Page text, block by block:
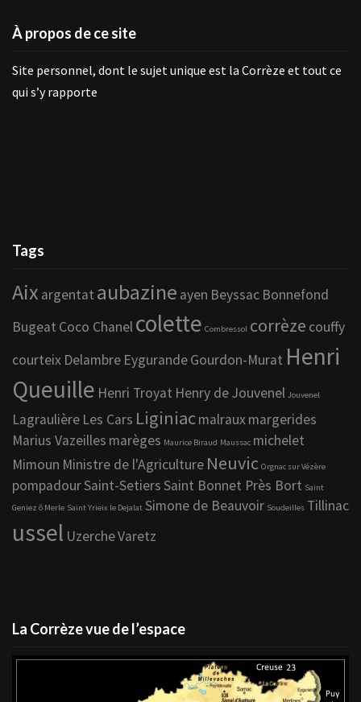
À propos de ce site
Site personnel, dont le sujet unique est la Corrèze et tout ce
qui s’y rapporte
Tags
Aix argentat aubazine ayen Beyssac Bonnefond
Bugeat Coco Chanelcolette Combressol corrèze couffy
courteix Delambre EygurandeGourdon-Murat Henri
Queuille Henri Troyat Henry de Jouvenel Jouvenel
Lagraulière Les Cars Liginiacmalrauxmargerides
Marius Vazeilles marèges Maurice Biraud Maussac michelet
Mimoun Ministre de l'Agriculture Neuvic Orgnac sur Vézère
pompadourSaint-SetiersSaint Bonnet Près Bort Saint
Geniez ô Merle Saint Yrieix le Dejalat Simone de Beauvoir Soudeilles Tillinac
ussel UzercheVaretz
La Corrèze vue de l’espace